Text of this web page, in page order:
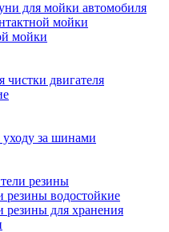
для мойки автомобиля
мойки
мойки
чистки двигателя
уходу за шинами
резины
резины водостойкие
резины для хранения